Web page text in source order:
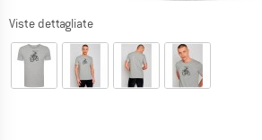
Viste dettagliate